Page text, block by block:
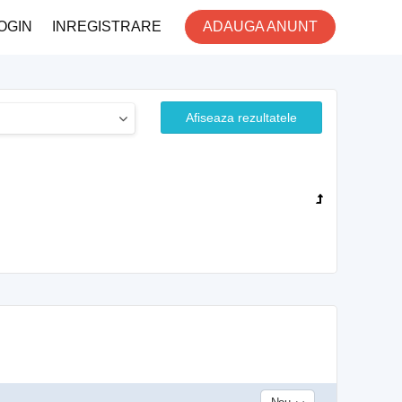
ADAUGA ANUNT
INREGISTRARE
Afiseaza rezultatele